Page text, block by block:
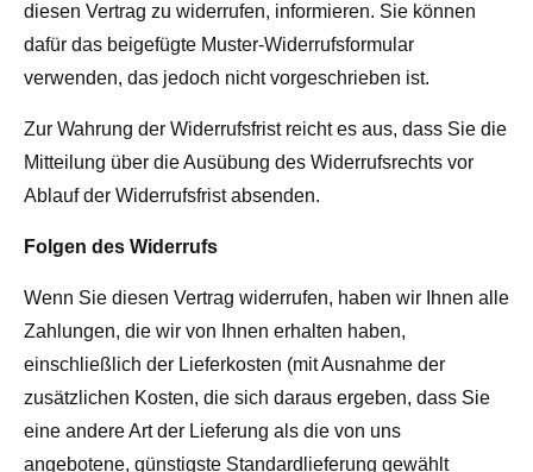
diesen Vertrag zu widerrufen, informieren. Sie können
dafür das beigefügte Muster-Widerrufsformular
verwenden, das jedoch nicht vorgeschrieben ist.
Zur Wahrung der Widerrufsfrist reicht es aus, dass Sie die
Mitteilung über die Ausübung des Widerrufsrechts vor
Ablauf der Widerrufsfrist absenden.
Folgen des Widerrufs
Wenn Sie diesen Vertrag widerrufen, haben wir Ihnen alle
Zahlungen, die wir von Ihnen erhalten haben,
einschließlich der Lieferkosten (mit Ausnahme der
zusätzlichen Kosten, die sich daraus ergeben, dass Sie
eine andere Art der Lieferung als die von uns
angebotene, günstigste Standardlieferung gewählt